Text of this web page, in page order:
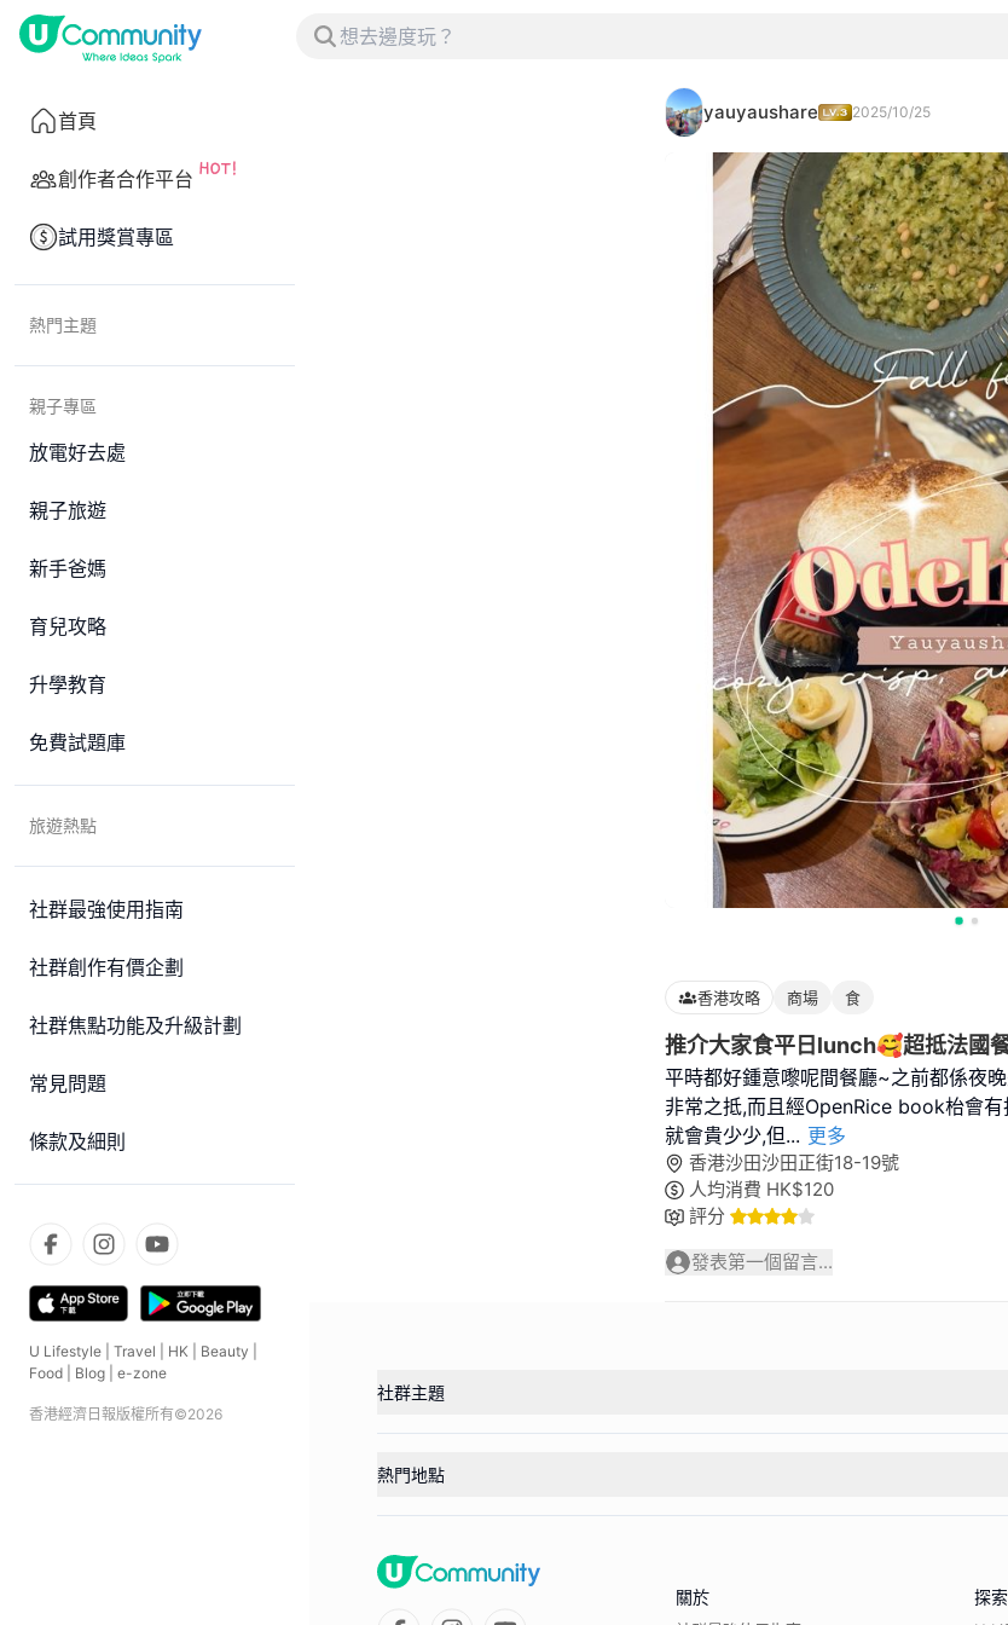
首頁
創作者合作平台
試用獎賞專區
熱門主題
親子專區
放電好去處
親子旅遊
新手爸媽
育兒攻略
升學教育
免費試題庫
旅遊熱點
社群最強使用指南
社群創作有價企劃
社群焦點功能及升級計劃
常見問題
條款及細則
U Lifestyle Travel HK Beauty
Food
Blog e-zone
香港經濟日報版權所有©2026
yauyaushare 2025/10/25
香港攻略 商場 食
推介大家食平日lunch🥰超抵法國
平時都好鍾意嚟呢間餐廳~之前都係夜
非常之抵,而且經OpenRice book枱會
就會貴少少,但... 更多
香港沙田沙田正街18-19號
人均消費 HK$120
評分
發表第一個留言...
社群主題
熱門地點
關於 探索